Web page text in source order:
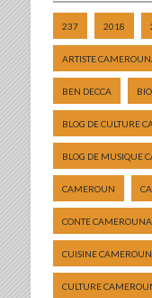
237 2018
ARTISTE
BEN DECCA
BLOG DE CULTURE
BLOG DE MUSIQUE
CAMEROUN
CONTE
CUISINE
CULTURE